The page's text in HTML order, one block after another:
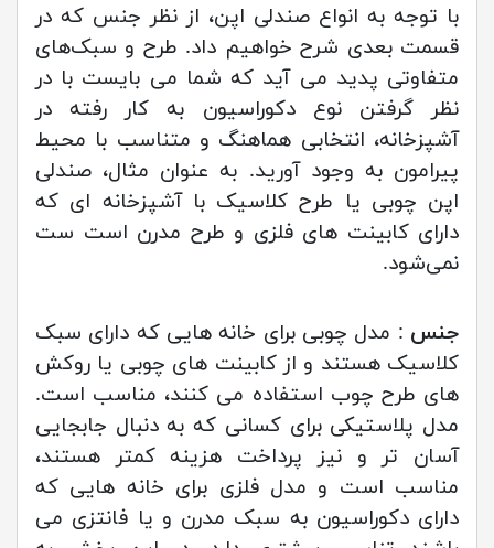
با توجه به انواع صندلی اپن، از نظر جنس که در
قسمت بعدی شرح خواهیم داد. طرح و سبک‌های
متفاوتی پدید می آید که شما می بایست با در
نظر گرفتن نوع دکوراسیون به کار رفته در
آشپزخانه، انتخابی هماهنگ و متناسب با محیط
پیرامون به وجود آورید. به عنوان مثال، صندلی
اپن چوبی یا طرح کلاسیک با آشپزخانه ای که
دارای کابینت های فلزی و طرح مدرن است ست
نمی‌شود.
جنس : مدل چوبی برای خانه هایی که دارای سبک
کلاسیک هستند و از کابینت های چوبی یا روکش
های طرح چوب استفاده می کنند، مناسب است.
مدل پلاستیکی برای کسانی که به دنبال جابجایی
آسان تر و نیز پرداخت هزینه کمتر هستند،
مناسب است و مدل فلزی برای خانه هایی که
دارای دکوراسیون به سبک مدرن و یا فانتزی می